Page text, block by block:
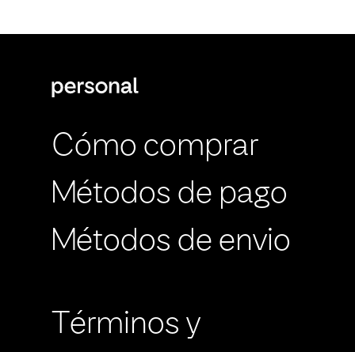
Cómo comprar
Métodos de pago
Métodos de envio
Términos y